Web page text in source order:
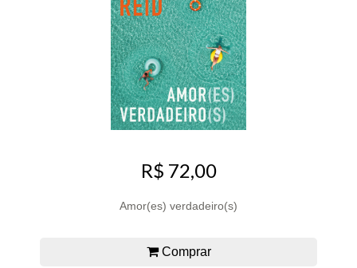
R$ 72,00
Amor(es) verdadeiro(s)
Comprar